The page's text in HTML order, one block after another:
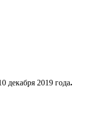
декабря 2019 года.